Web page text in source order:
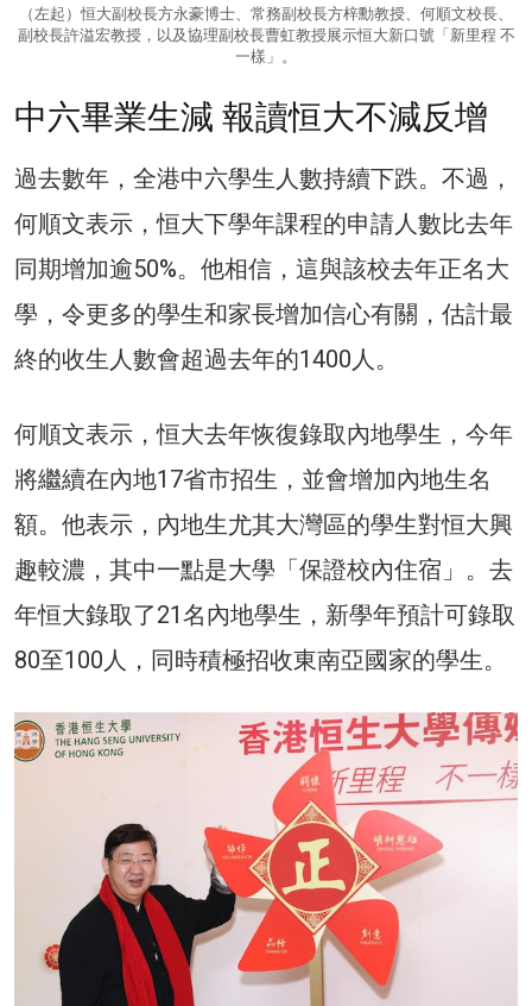
（左起）恒大副校長方永豪博士、常務副校長方梓勳教授、何順文校長、
副校長許溢宏教授，以及協理副校長曹虹教授展示恒大新口號「新里程 不
一樣」。
中六畢業生減 報讀恒大不減反增
過去數年，全港中六學生人數持續下跌。不過，
何順文表示，恒大下學年課程的申請人數比去年
同期增加逾50%。他相信，這與該校去年正名大
學，令更多的學生和家長增加信心有關，估計最
終的收生人數會超過去年的1400人。
何順文表示，恒大去年恢復錄取內地學生，今年
將繼續在內地17省市招生，並會增加內地生名
額。他表示，內地生尤其大灣區的學生對恒大興
趣較濃，其中一點是大學「保證校內住宿」。去
年恒大錄取了21名內地學生，新學年預計可錄取
80至100人，同時積極招收東南亞國家的學生。